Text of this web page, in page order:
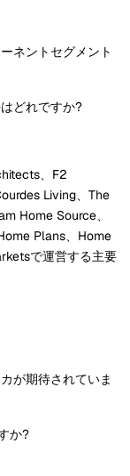
ネントセグメント
どれですか?
、F2
Living、The
Home Source、
Plans、Home
で運営する主要
が期待されていま
か?